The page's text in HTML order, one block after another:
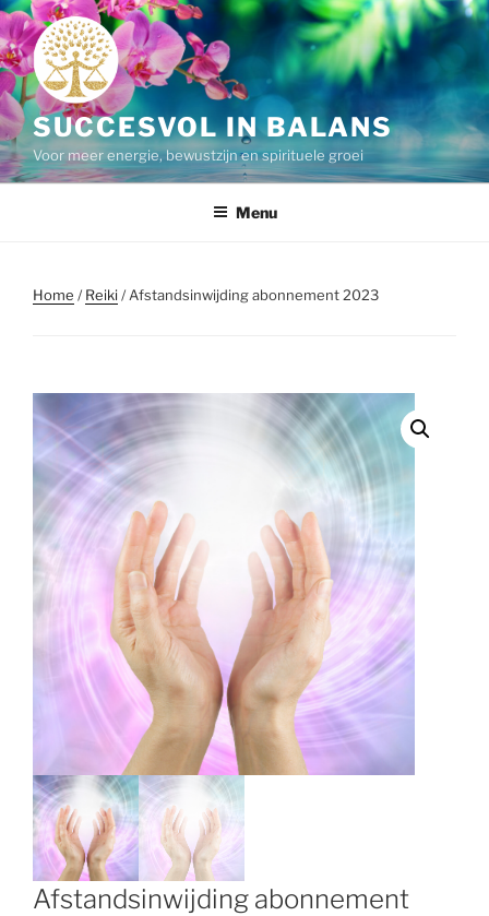
Ga
naar
de
inhoud
SUCCESVOL IN BALANS
Voor meer energie, bewustzijn en spirituele groei
Menu
Home /Reiki / Afstandsinwijding abonnement 2023
Afstandsinwijding abonnement